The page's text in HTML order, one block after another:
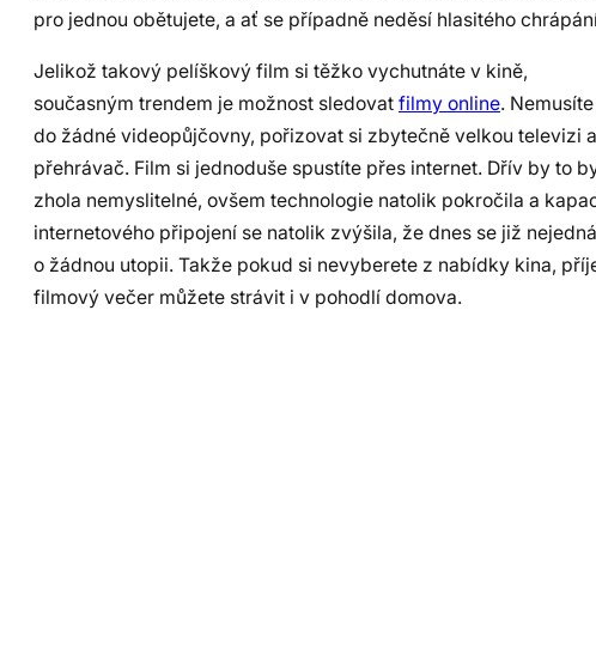
pro jednou obětujete, a ať se případně neděsí hlasitého
Jelikož takový pelíškový film si těžko vychutnáte v kině,
současným trendem je možnost sledovat filmy online.
do žádné videopůjčovny, pořizovat si zbytečně velkou televizi
přehrávač. Film si jednoduše spustíte přes internet. Dřív by to
zhola nemyslitelné, ovšem technologie natolik pokročila a
internetového připojení se natolik zvýšila, že dnes se již nejedná
o žádnou utopii. Takže pokud si nevyberete z nabídky kina,
filmový večer můžete strávit i v pohodlí domova.